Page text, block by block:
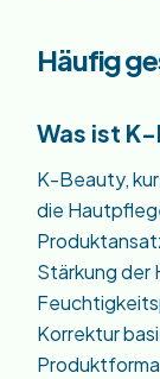
Häufig
Was ist
K-Beauty,
die
Stärkung der
Korrektur